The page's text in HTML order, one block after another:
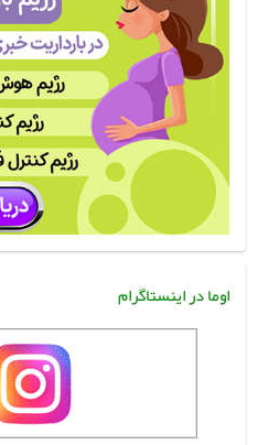
اوما در اینستاگرام